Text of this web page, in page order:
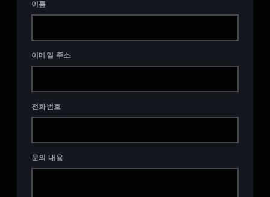
이름
이메일 주소
전화번호
문의 내용